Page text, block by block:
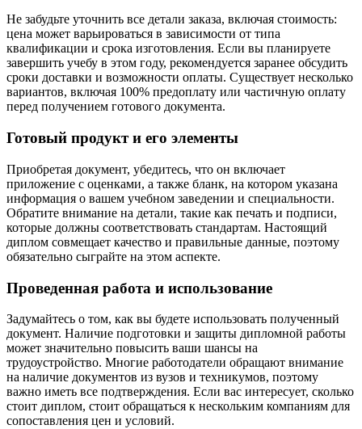
Не забудьте уточнить все детали заказа, включая стоимость:
цена может варьироваться в зависимости от типа
квалификации и срока изготовления. Если вы планируете
завершить учебу в этом году, рекомендуется заранее обсудить
сроки доставки и возможности оплаты. Существует несколько
вариантов, включая 100% предоплату или частичную оплату
перед получением готового документа.
Готовый продукт и его элементы
Приобретая документ, убедитесь, что он включает
приложение с оценками, а также бланк, на котором указана
информация о вашем учебном заведении и специальности.
Обратите внимание на детали, такие как печать и подписи,
которые должны соответствовать стандартам. Настоящий
диплом совмещает качество и правильные данные, поэтому
обязательно сыграйте на этом аспекте.
Проведенная работа и использование
Задумайтесь о том, как вы будете использовать полученный
документ. Наличие подготовки и защиты дипломной работы
может значительно повысить ваши шансы на
трудоустройство. Многие работодатели обращают внимание
на наличие документов из вузов и техникумов, поэтому
важно иметь все подтверждения. Если вас интересует, сколько
стоит диплом, стоит обращаться к нескольким компаниям для
сопоставления цен и условий.